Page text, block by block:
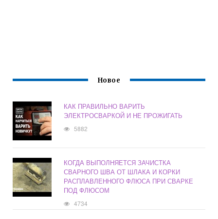
Новое
КАК ПРАВИЛЬНО ВАРИТЬ
ЭЛЕКТРОСВАРКОЙ И НЕ ПРОЖИГАТЬ
5882
КОГДА ВЫПОЛНЯЕТСЯ ЗАЧИСТКА
СВАРНОГО ШВА ОТ ШЛАКА И КОРКИ
РАСПЛАВЛЕННОГО ФЛЮСА ПРИ СВАРКЕ
ПОД ФЛЮСОМ
4734